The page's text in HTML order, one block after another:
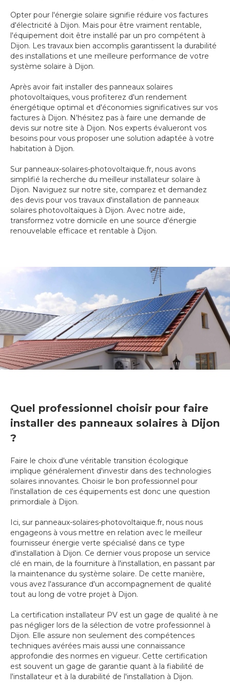
Opter pour l'énergie solaire signifie réduire vos factures
d'électricité à Dijon. Mais pour être vraiment rentable,
l'équipement doit être installé par un pro compétent à
Dijon. Les travaux bien accomplis garantissent la durabilité
des installations et une meilleure performance de votre
système solaire à Dijon.
Après avoir fait installer des panneaux solaires
photovoltaïques, vous profiterez d'un rendement
énergétique optimal et d'économies significatives sur vos
factures à Dijon. N'hésitez pas à faire une demande de
devis sur notre site à Dijon. Nos experts évalueront vos
besoins pour vous proposer une solution adaptée à votre
habitation à Dijon.
Sur panneaux-solaires-photovoltaique.fr, nous avons
simplifié la recherche du meilleur installateur solaire à
Dijon. Naviguez sur notre site, comparez et demandez
des devis pour vos travaux d'installation de panneaux
solaires photovoltaïques à Dijon. Avec notre aide,
transformez votre domicile en une source d'énergie
renouvelable efficace et rentable à Dijon.
Quel professionnel choisir pour faire
installer des panneaux solaires à Dijon
?
Faire le choix d'une véritable transition écologique
implique généralement d'investir dans des technologies
solaires innovantes. Choisir le bon professionnel pour
l'installation de ces équipements est donc une question
primordiale à Dijon.
Ici, sur panneaux-solaires-photovoltaique.fr, nous nous
engageons à vous mettre en relation avec le meilleur
fournisseur énergie verte spécialisé dans ce type
d'installation à Dijon. Ce dernier vous propose un service
clé en main, de la fourniture à l'installation, en passant par
la maintenance du système solaire. De cette manière,
vous avez l'assurance d'un accompagnement de qualité
tout au long de votre projet à Dijon.
La certification installateur PV est un gage de qualité à ne
pas négliger lors de la sélection de votre professionnel à
Dijon. Elle assure non seulement des compétences
techniques avérées mais aussi une connaissance
approfondie des normes en vigueur. Cette certification
est souvent un gage de garantie quant à la fiabilité de
l'installateur et à la durabilité de l'installation à Dijon.